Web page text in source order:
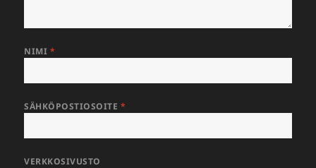
NIMI *
SÄHKÖPOSTIOSOITE *
VERKKOSIVUSTO